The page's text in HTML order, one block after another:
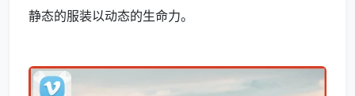
静态的服装以动态的生命力。